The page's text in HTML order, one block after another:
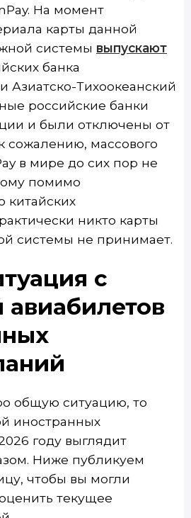
На момент
карты данной
системы выпускают
банка
Азиатско-Тихоокеанский
российские банки
и были отключены от
сожалению, массового
в мире до сих пор не
помимо
китайских
никто карты
системы не принимает.
с
авиабилетов
общую ситуацию, то
иностранных
году выглядит
Ниже публикуем
чтобы вы могли
текущее